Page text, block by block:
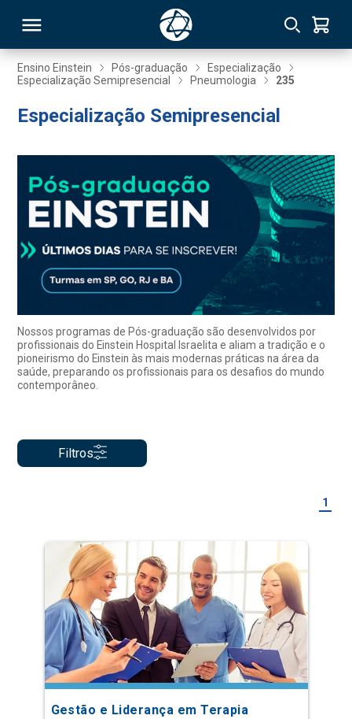
Ensino Einstein Pós-graduação
Especialização
Especialização Semipresencial
Pneumologia 235
Especialização Semipresencial
Nossos programas de Pós-graduação são desenvolvidos por
profissionais do Einstein Hospital Israelita e aliam a tradição e o
pioneirismo do Einstein às mais modernas práticas na área da
saúde, preparando os profissionais para os desafios do mundo
contemporâneo.
Filtros
1
Gestão e Liderança em Terapia